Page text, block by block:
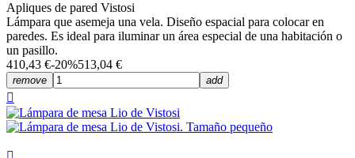
Apliques de pared Vistosi
Lámpara que asemeja una vela. Diseño espacial para colocar en
paredes. Es ideal para iluminar un área especial de una habitación o
un pasillo.
410,43 €-20%513,04 €
remove add
